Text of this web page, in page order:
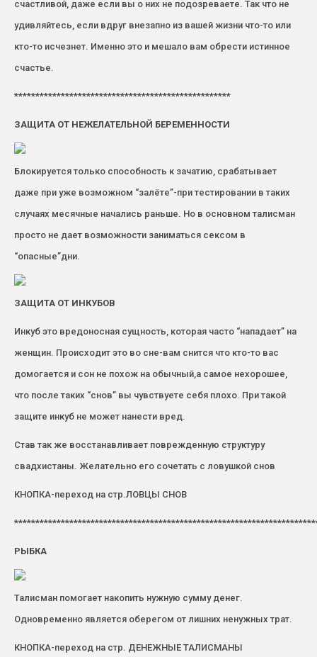
счастливой, даже если вы о них не подозреваете. Так что не
удивляйтесь, если вдруг внезапно из вашей жизни что-то или
кто-то исчезнет. Именно это и мешало вам обрести истинное
счастье.
***************************************************
ЗАЩИТА ОТ НЕЖЕЛАТЕЛЬНОЙ БЕРЕМЕННОСТИ
Блокируется только способность к зачатию, срабатывает
даже при уже возможном “залёте”-при тестировании в таких
случаях месячные начались раньше. Но в основном талисман
просто не дает возможности заниматься сексом в
“опасные”дни.
ЗАЩИТА ОТ ИНКУБОВ
Инкуб это вредоносная сущность, которая часто “нападает” на
женщин. Происходит это во сне-вам снится что кто-то вас
домогается и сон не похож на обычный,а самое нехорошее,
что после таких “снов” вы чувствуете себя плохо. При такой
защите инкуб не может нанести вред.
Став так же восстанавливает поврежденную структуру
свадхистаны. Желательно его сочетать с ловушкой снов
КНОПКА-переход на стр.ЛОВЦЫ СНОВ
РЫБКА
Талисман помогает накопить нужную сумму денег.
Одновременно является оберегом от лишних ненужных трат.
КНОПКА-переход на стр. ДЕНЕЖНЫЕ ТАЛИСМАНЫ